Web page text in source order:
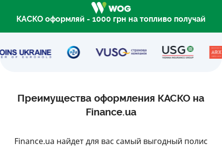
КАСКО оформляй - 1000 грн на топливо получай
Преимущества оформления КАСКО на
Finance.ua
Finance.ua найдет для вас самый выгодный полис